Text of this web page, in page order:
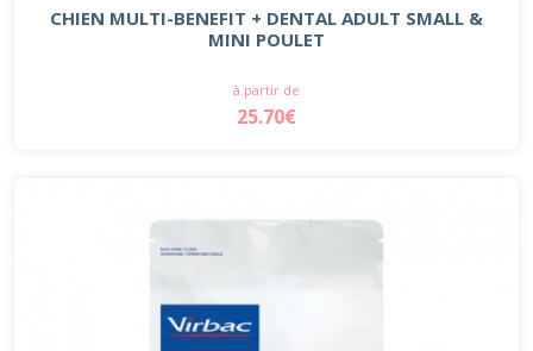
CHIEN MULTI-BENEFIT + DENTAL ADULT SMALL &
MINI POULET
à partir de
25.70€